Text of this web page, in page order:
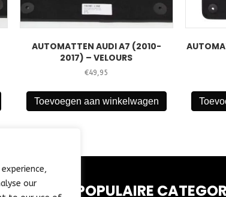
our
AUTOMATTEN AUDI A7 (2010-
2017) – VELOURS
€49,95
Toevoegen aan winkelwagen
POPULAIRE